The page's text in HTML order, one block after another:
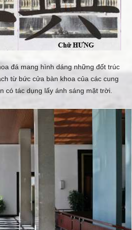
đá mang hình dáng những đốt trúc
từ bức cửa bàn khoa của các cung
có tác dụng lấy ánh sáng mặt trời.